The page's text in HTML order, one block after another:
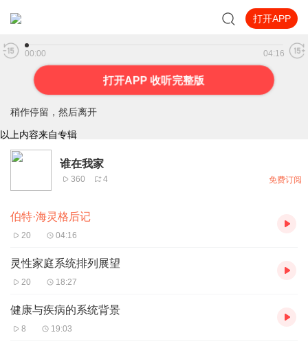
打开APP
伯特·海灵格后记
00:00 04:16
打开APP 收听完整版
稍作停留，然后离开
以上内容来自专辑
谁在我家
360 4 免费订阅
伯特·海灵格后记
20 04:16
灵性家庭系统排列展望
20 18:27
健康与疾病的系统背景
8 19:03